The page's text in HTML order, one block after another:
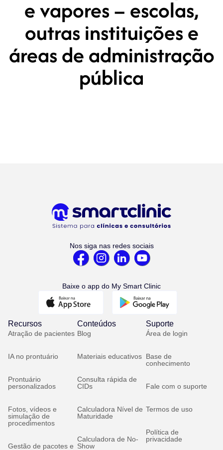
e vapores – escolas,
outras instituições e
áreas de administração
pública
Nos siga nas redes sociais
Baixe o app do My Smart Clinic
Recursos
Atração de pacientes
IA no prontuário
Prontuário
personalizados
Fotos, vídeos e
simulação de
procedimentos
Gestão de pacotes e
Conteúdos
Blog
Materiais educativos
Consulta rápida de
CIDs
Calculadora Nível de
Maturidade
Calculadora de No-
Show
Suporte
Área de login
Base de
conhecimento
Fale com o suporte
Termos de uso
Política de
privacidade